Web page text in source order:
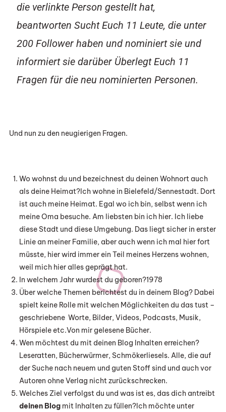
die verlinkte Person gestellt hat,
beantworten Sucht Euch 11 Leute, die unter
200 Follower haben und nominiert sie und
informiert sie darüber Überlegt Euch 11
Fragen für die neu nominierten Personen.
Und nun zu den neugierigen Fragen.
Wo wohnst du und bezeichnest du deinen Wohnort auch
als deine Heimat?Ich wohne in Bielefeld/Sennestadt. Dort
ist auch meine Heimat. Egal wo ich bin, selbst wenn ich
meine Oma besuche. Am liebsten bin ich hier. Ich liebe
diese Stadt und diese Umgebung. Das liegt sicher in erster
Linie an meiner Familie, aber auch wenn ich mal hier fort
müsste, hier wird immer ein Teil meines Herzens wohnen,
weil mich hier alles geprägt hat.
In welchem Jahr wurdest du geboren?1978
Über welche Themen berichtest du in deinem Blog? Dabei
spielt keine Rolle mit welchen Möglichkeiten du das tust –
geschriebene Worte, Bilder, Videos, Podcasts, Musik,
Hörspiele etc.Von mir gelesene Bücher.
Wen möchtest du mit deinen Blog Inhalten erreichen?
Leseratten, Bücherwürmer, Schmökerliesels. Alle, die auf
der Suche nach neuem und guten Stoff sind und auch vor
Autoren ohne Verlag nicht zurückschrecken.
Welches Ziel verfolgst du und was ist es, das dich antreibt
deinen Blogmit Inhalten zu füllen?Ich möchte unter